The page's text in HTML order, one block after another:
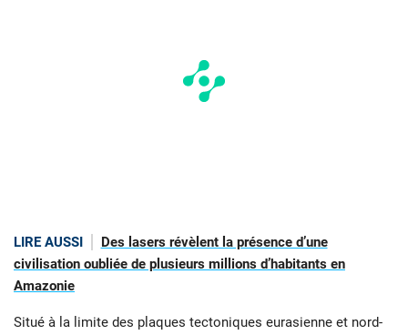
LIRE AUSSI
Des lasers révèlent la présence d’une
civilisation oubliée de plusieurs millions d’habitants en
Amazonie
Situé à la limite des plaques tectoniques eurasienne et nord-